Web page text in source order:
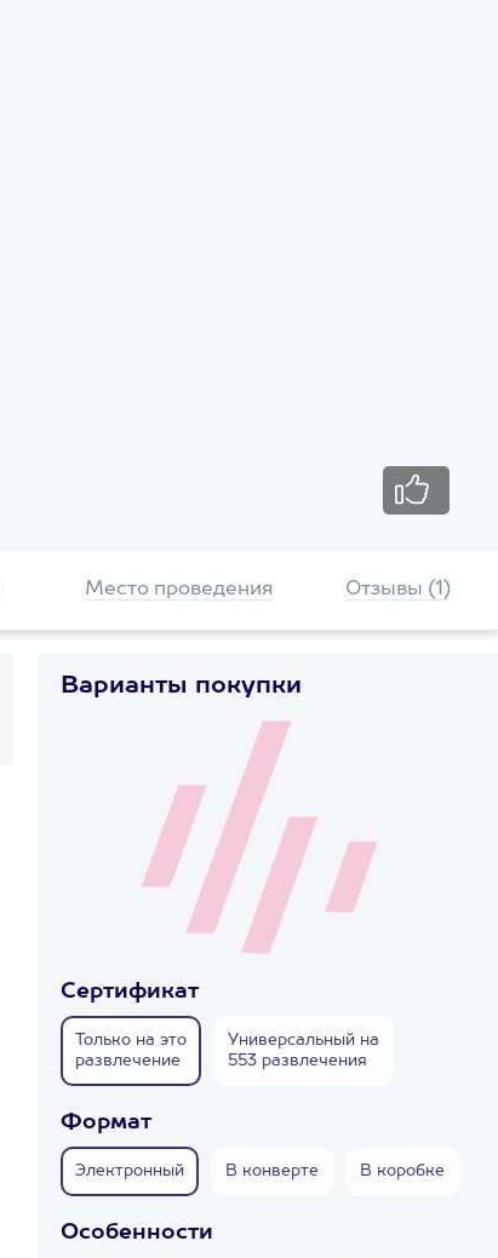
Место проведения Отзывы (1)
Варианты покупки
Сертификат
Только на это
развлечение
Универсальный на
553 развлечения
Формат
Электронный В конверте В коробке
Особенности